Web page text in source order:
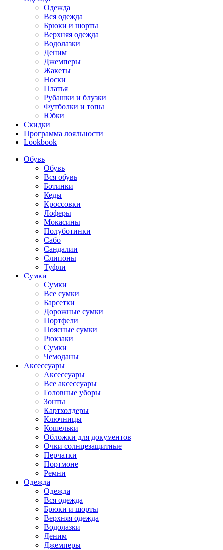
Одежда
Вся одежда
Брюки и шорты
Верхняя одежда
Водолазки
Деним
Джемперы
Жакеты
Носки
Платья
Рубашки и блузки
Футболки и топы
Юбки
Скидки
Программа лояльности
Lookbook
Обувь
Обувь
Вся обувь
Ботинки
Кеды
Кроссовки
Лоферы
Мокасины
Полуботинки
Сабо
Сандалии
Слипоны
Туфли
Сумки
Сумки
Все сумки
Барсетки
Дорожные сумки
Портфели
Поясные сумки
Рюкзаки
Сумки
Чемоданы
Аксессуары
Аксессуары
Все аксессуары
Головные уборы
Зонты
Картхолдеры
Ключницы
Кошельки
Обложки для документов
Очки солнцезащитные
Перчатки
Портмоне
Ремни
Одежда
Одежда
Вся одежда
Брюки и шорты
Верхняя одежда
Водолазки
Деним
Джемперы